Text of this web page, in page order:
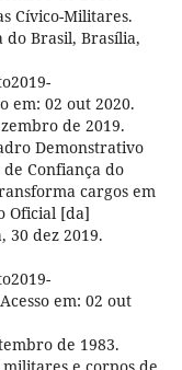
Cívico-Militares.
Brasil, Brasília,
em: 02 out 2020.
de 2019.
Demonstrativo
de Confiança do
cargos em
Oficial [da]
30 dez 2019.
em: 02 out
de 1983.
e corpos de